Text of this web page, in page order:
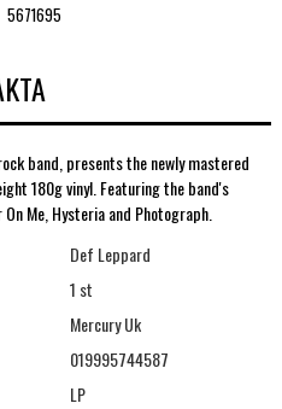
5671695
band, presents the newly mastered
180g vinyl. Featuring the band's
Me, Hysteria and Photograph.
Def Leppard
1 st
Mercury Uk
019995744587
LP